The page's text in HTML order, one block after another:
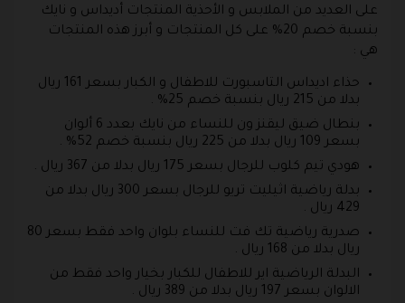
على العديد من الملابس و الأحذية المنتجات أديداس و نايك
بنسبة خصم 20% على كل المنتجات و أبرز هذه المنتجات
هي :
حذاء اديداس التاسبورت للاطفال و الكبار بسعر 161 ريال
بدلا من 215 ريال بنسبة خصم 25% .
بنطال ضيق ليقنز ون للنساء من نايك بعدد 6 ألوان
بسعر 109 ريال بدلا من 225 ريال بنسبة خصم 52% .
هودي تيم كلوب للرجال بسعر 175 ريال بدلا من 367 ريال .
بدلة رياضية اثيليت تريو للرجال بسعر 300 ريال بدلا من
429 ريال .
صدرية رياضية تك فت للنساء بلوان واحد فقط بسعر 80
ريال بدلا من 168 ريال .
البدلة الرياضية اير للاطفال للكبار بخيار واحد فقط من
الالوان بسعر 197 ريال بدلا من 389 ريال .